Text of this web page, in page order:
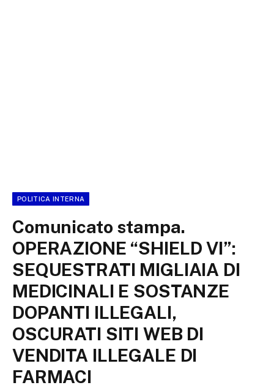
POLITICA INTERNA
Comunicato stampa.
OPERAZIONE “SHIELD VI”:
SEQUESTRATI MIGLIAIA DI
MEDICINALI E SOSTANZE
DOPANTI ILLEGALI,
OSCURATI SITI WEB DI
VENDITA ILLEGALE DI
FARMACI